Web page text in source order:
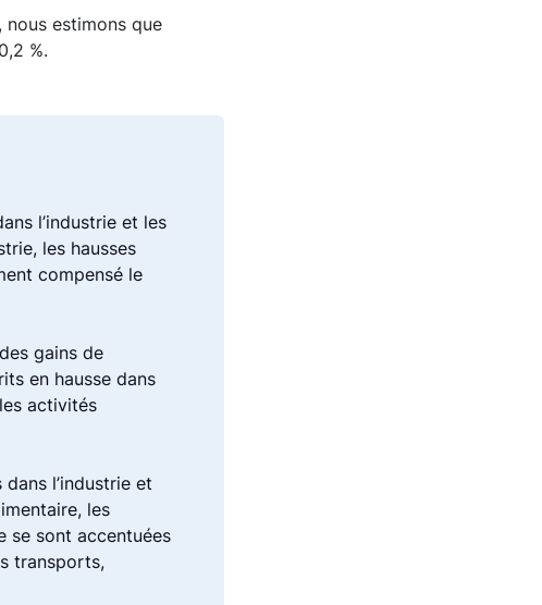
nous estimons que
%.
l’industrie et les
les hausses
compensé le
gains de
en hausse dans
activités
l’industrie et
les
se sont accentuées
transports,